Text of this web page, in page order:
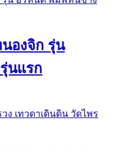
องจิก รุ่น
นแรก